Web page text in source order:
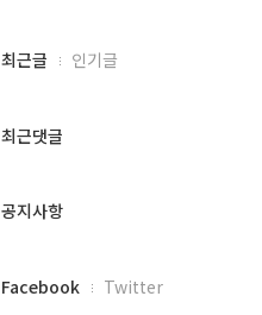
최
과
글
최근글 인기글
최근댓글
공지사항
페
Facebook Twitter